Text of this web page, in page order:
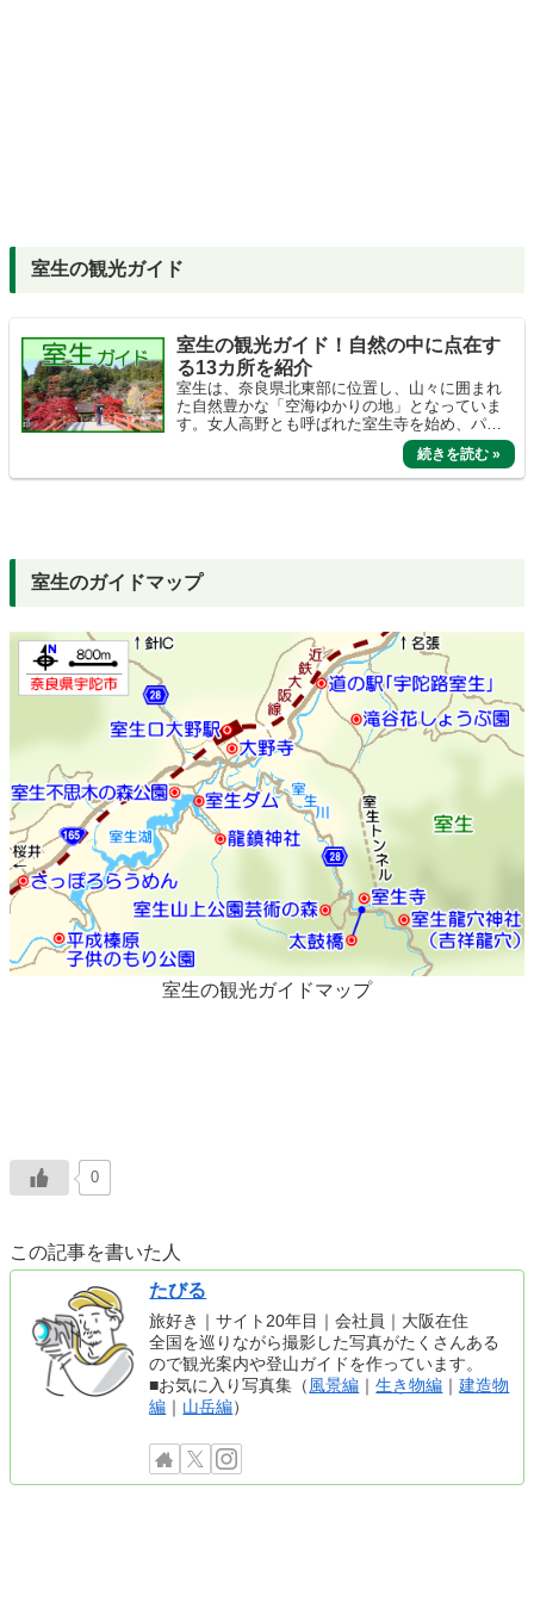
室生の観光ガイド
室生の観光ガイド！自然の中に点在す
る13カ所を紹介
室生は、奈良県北東部に位置し、山々に囲まれ
た自然豊かな「空海ゆかりの地」となっていま
す。女人高野とも呼ばれた室生寺を始め、パワ
ースポットとして吉祥龍穴や龍鎮神社が注目さ
室生のガイドマップ
室生の観光ガイドマップ
0
この記事を書いた人
たびる
旅好き｜サイト20年目｜会社員｜大阪在住
全国を巡りながら撮影した写真がたくさんある
ので観光案内や登山ガイドを作っています。
■お気に入り写真集（風景編 ｜生き物編 ｜建造物
編 ｜ 山岳編）